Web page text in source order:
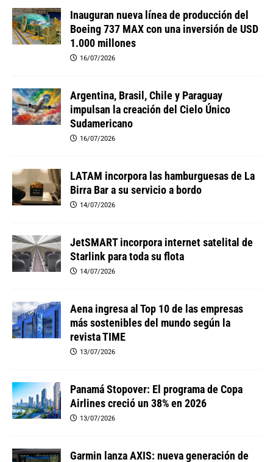
Inauguran nueva línea de producción del
Boeing 737 MAX con una inversión de USD
1.000 millones
16/07/2026
Argentina, Brasil, Chile y Paraguay
impulsan la creación del Cielo Único
Sudamericano
16/07/2026
LATAM incorpora las hamburguesas de La
Birra Bar a su servicio a bordo
14/07/2026
JetSMART incorpora internet satelital de
Starlink para toda su flota
14/07/2026
Aena ingresa al Top 10 de las empresas
más sostenibles del mundo según la
revista TIME
13/07/2026
Panamá Stopover: El programa de Copa
Airlines creció un 38% en 2026
13/07/2026
Garmin lanza AXIS: nueva generación de